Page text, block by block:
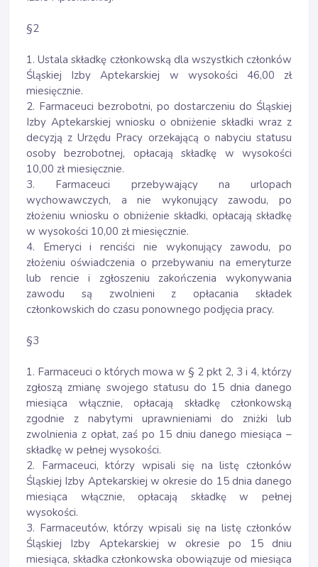
§2
1. Ustala składkę członkowską dla wszystkich członków
Śląskiej Izby Aptekarskiej w wysokości 46,00 zł
miesięcznie.
2. Farmaceuci bezrobotni, po dostarczeniu do Śląskiej
Izby Aptekarskiej wniosku o obniżenie składki wraz z
decyzją z Urzędu Pracy orzekającą o nabyciu statusu
osoby bezrobotnej, opłacają składkę w wysokości
10,00 zł miesięcznie.
3. Farmaceuci przebywający na urlopach
wychowawczych, a nie wykonujący zawodu, po
złożeniu wniosku o obniżenie składki, opłacają składkę
w wysokości 10,00 zł miesięcznie.
4. Emeryci i renciści nie wykonujący zawodu, po
złożeniu oświadczenia o przebywaniu na emeryturze
lub rencie i zgłoszeniu zakończenia wykonywania
zawodu są zwolnieni z opłacania składek
członkowskich do czasu ponownego podjęcia pracy.
§3
1. Farmaceuci o których mowa w § 2 pkt 2, 3 i 4, którzy
zgłoszą zmianę swojego statusu do 15 dnia danego
miesiąca włącznie, opłacają składkę członkowską
zgodnie z nabytymi uprawnieniami do zniżki lub
zwolnienia z opłat, zaś po 15 dniu danego miesiąca –
składkę w pełnej wysokości.
2. Farmaceuci, którzy wpisali się na listę członków
Śląskiej Izby Aptekarskiej w okresie do 15 dnia danego
miesiąca włącznie, opłacają składkę w pełnej
wysokości.
3. Farmaceutów, którzy wpisali się na listę członków
Śląskiej Izby Aptekarskiej w okresie po 15 dniu
miesiąca, składka członkowska obowiązuje od miesiąca